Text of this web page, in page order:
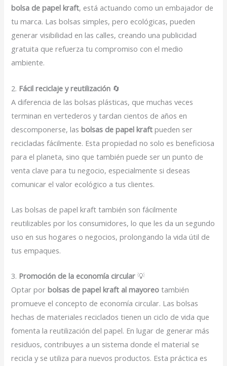
bolsa de papel kraft, está actuando como un embajador de
tu marca. Las bolsas simples, pero ecológicas, pueden
generar visibilidad en las calles, creando una publicidad
gratuita que refuerza tu compromiso con el medio
ambiente.
2. Fácil reciclaje y reutilización 🔄
A diferencia de las bolsas plásticas, que muchas veces
terminan en vertederos y tardan cientos de años en
descomponerse, lasbolsas de papel kraft pueden ser
recicladas fácilmente. Esta propiedad no solo es beneficiosa
para el planeta, sino que también puede ser un punto de
venta clave para tu negocio, especialmente si deseas
comunicar el valor ecológico a tus clientes.
Las bolsas de papel kraft también son fácilmente
reutilizables por los consumidores, lo que les da un segundo
uso en sus hogares o negocios, prolongando la vida útil de
tus empaques.
3. Promoción de la economía circular 💡
Optar porbolsas de papel kraft al mayoreo también
promueve el concepto de economía circular. Las bolsas
hechas de materiales reciclados tienen un ciclo de vida que
fomenta la reutilización del papel. En lugar de generar más
residuos, contribuyes a un sistema donde el material se
recicla y se utiliza para nuevos productos. Esta práctica es